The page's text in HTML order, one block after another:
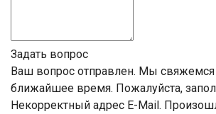
Задать вопрос
Ваш вопрос отправлен. Мы
ближайшее время. Пожалуйста,
Некорректный адрес E-Mail.